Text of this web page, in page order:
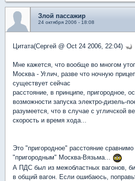
Злой пассажир
24 октября 2006 - 18:08
Цитата(Сергей @ Oct 24 2006, 22:04)
Мне кажется, что вообще во многом
Москва - Углич, разве что ночную
существует сейчас
расстояние, в принципе, пригородное,
возможности запуска электро-дизель-
разумеется, что в случае с угличской
скорость и время хода...
Это "пригородное" расстояние
"пригородным" Москва-Вязьма...
А ПДС был из межобластных вагонов,
в общий вагон. Если ошибаюсь,